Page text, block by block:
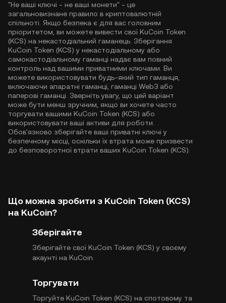
"Не ваші ключі - не ваші монети" - це
загальновизнане правило в криптовалютній
спільноті. Якщо безпека є для вас головним
пріоритетом, ви можете вивести свої KuCoin Token
(KCS) на некастодіальний гаманець. Зберігання
KuCoin Token (KCS) у некастодіальному або
самокастодіальному гаманці надає вам повний
контроль над вашими приватними ключами. Ви
можете використовувати будь-який тип гаманця,
включаючи апаратні гаманці, гаманці Web3 або
паперові гаманці. Зверніть увагу, що цей варіант
може бути менш зручним, якщо ви хочете часто
торгувати вашими KuCoin Token (KCS) або
використовувати ваші активи для роботи.
Обов'язково зберігайте ваші приватні ключі у
безпечному місці, оскільки їх втрата може призвести
до безповоротної втрати ваших KuCoin Token (KCS).
Що можна зробити з KuCoin Token (KCS)
на KuCoin?
Зберігайте
Зберігайте свої KuCoin Token (KCS) у своєму
акаунті на KuCoin.
Торгувати
Торгуйте KuCoin Token (KCS) на спотовому та